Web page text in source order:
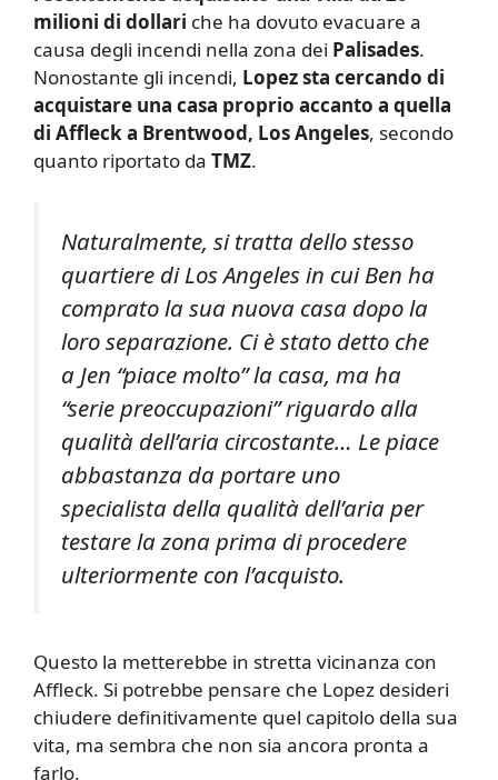
milioni di dollari che ha dovuto evacuare a
causa degli incendi nella zona dei Palisades.
Nonostante gli incendi, Lopez sta cercando di
acquistare una casa proprio accanto a quella
di Affleck a Brentwood, Los Angeles, secondo
quanto riportato da TMZ.
Naturalmente, si tratta dello stesso
quartiere di Los Angeles in cui Ben ha
comprato la sua nuova casa dopo la
loro separazione. Ci è stato detto che
a Jen “piace molto” la casa, ma ha
“serie preoccupazioni” riguardo alla
qualità dell’aria circostante… Le piace
abbastanza da portare uno
specialista della qualità dell’aria per
testare la zona prima di procedere
ulteriormente con l’acquisto.
Questo la metterebbe in stretta vicinanza con
Affleck. Si potrebbe pensare che Lopez desideri
chiudere definitivamente quel capitolo della sua
vita, ma sembra che non sia ancora pronta a
farlo.